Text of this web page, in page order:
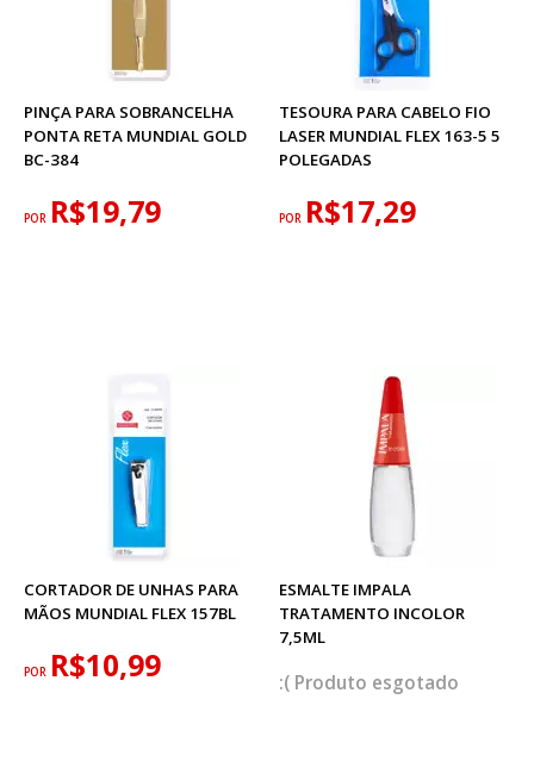
PINÇA PARA SOBRANCELHA
PONTA RETA MUNDIAL GOLD
BC-384
POR R$19,79
TESOURA PARA CABELO FIO
LASER MUNDIAL FLEX 163-5 5
POLEGADAS
POR R$17,29
CORTADOR DE UNHAS PARA
MÃOS MUNDIAL FLEX 157BL
POR R$10,99
ESMALTE IMPALA
TRATAMENTO INCOLOR
7,5ML
esgotado